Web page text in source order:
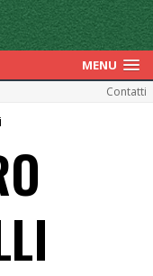
MENU
Contatti